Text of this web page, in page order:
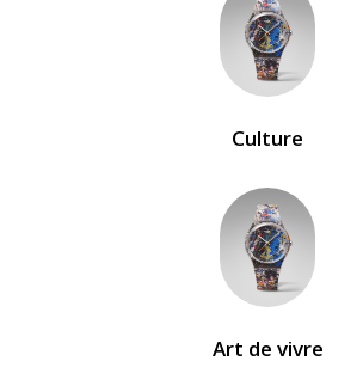
Culture
Art de vivre